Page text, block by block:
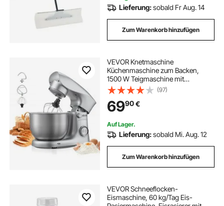
Lieferung:sobald Fr Aug. 14
Zum Warenkorb hinzufügen
VEVOR Knetmaschine
Küchenmaschine zum Backen,
1500 W Teigmaschine mit
Edelstahlschüssel (4,2 L) &
Knethaken & Rührbesen &
Schneebesen, 10-Gang einstellbare
kippbare Rührmaschine Standmixer
(97)
6990€
Auf Lager.
Lieferung:sobald Mi. Aug. 12
Zum Warenkorb hinzufügen
VEVOR Schneeflocken-
Eismaschine, 60 kg/Tag Eis-